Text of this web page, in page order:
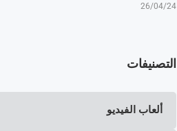
26/04/24
التصنيفات
ألعاب الفيديو